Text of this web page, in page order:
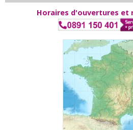
Horaires d'ouvertures et